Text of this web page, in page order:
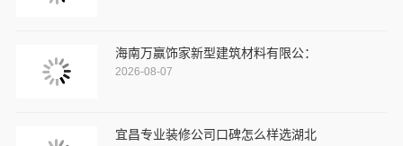
海南万赢饰家新型建筑材料有限公：
2026-08-07
宜昌专业装修公司口碑怎么样选湖北